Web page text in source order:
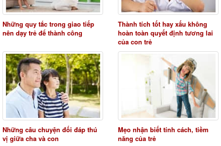
Những quy tắc trong giao tiếp
nên dạy trẻ để thành công
Thành tích tốt hay xấu không
hoàn toàn quyết định tương lai
của con trẻ
Những câu chuyện đối đáp thú
vị giữa cha và con
Mẹo nhận biết tính cách, tiềm
năng của trẻ